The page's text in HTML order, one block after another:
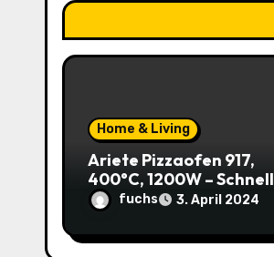
g
a
n
Home & Living
Ariete Pizzaofen 917,
400°C, 1200W – Schnell
und einfach zu Hause
genießen! (Prime)
fuchs 3. April 2024